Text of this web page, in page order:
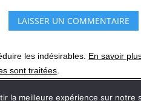
les indésirables. En savoir
sont traitées
la meilleure expérience sur